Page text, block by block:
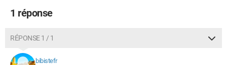
1 réponse
RÉPONSE 1 / 1
bibistefr